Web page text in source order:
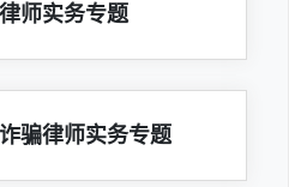
师实务专题
骗律师实务专题